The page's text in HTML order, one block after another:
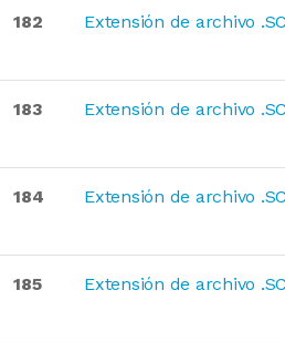
182 Extensión de archivo
183 Extensión de archivo
184 Extensión de archivo
185 Extensión de archivo